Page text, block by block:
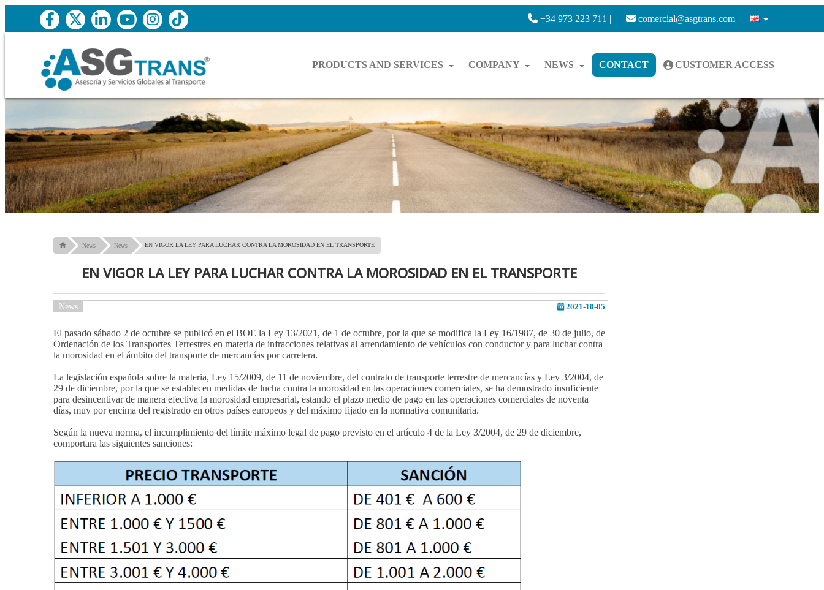
+34 973 223 711 | comercial@asgtrans.com
PRODUCTS AND SERVICES COMPANY NEWS CONTACT CUSTOMER ACCESS
News News EN VIGOR LA LEY PARA LUCHAR CONTRA LA MOROSIDAD EN EL TRANSPORTE
EN VIGOR LA LEY PARA LUCHAR CONTRA LA MOROSIDAD EN EL TRANSPORTE
News 2021-10-05
El pasado sábado 2 de octubre se publicó en el BOE la Ley 13/2021, de 1 de octubre, por la que se modifica la Ley 16/1987, de 30 de julio, de
Ordenación de los Transportes Terrestres en materia de infracciones relativas al arrendamiento de vehículos con conductor y para luchar contra
la morosidad en el ámbito del transporte de mercancías por carretera.
La legislación española sobre la materia, Ley 15/2009, de 11 de noviembre, del contrato de transporte terrestre de mercancías y Ley 3/2004, de
29 de diciembre, por la que se establecen medidas de lucha contra la morosidad en las operaciones comerciales, se ha demostrado insuficiente
para desincentivar de manera efectiva la morosidad empresarial, estando el plazo medio de pago en las operaciones comerciales de noventa
días, muy por encima del registrado en otros países europeos y del máximo fijado en la normativa comunitaria.
Según la nueva norma, el incumplimiento del límite máximo legal de pago previsto en el artículo 4 de la Ley 3/2004, de 29 de diciembre,
comportara las siguientes sanciones: